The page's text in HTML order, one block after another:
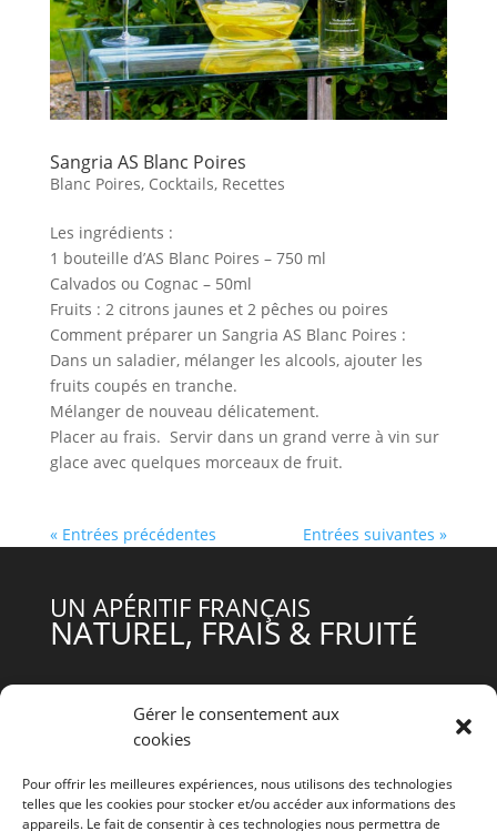
Gérer le consentement aux
cookies
Pour offrir les meilleures expériences, nous utilisons des technologies
telles que les cookies pour stocker et/ou accéder aux informations des
appareils. Le fait de consentir à ces technologies nous permettra de
Sangria AS Blanc Poires
Blanc Poires, Cocktails, Recettes
Les ingrédients :
1 bouteille d’AS Blanc Poires – 750 ml
Calvados ou Cognac – 50ml
Fruits : 2 citrons jaunes et 2 pêches ou poires
Comment préparer un Sangria AS Blanc Poires :
Dans un saladier, mélanger les alcools, ajouter les
fruits coupés en tranche.
Mélanger de nouveau délicatement.
Placer au frais. Servir dans un grand verre à vin sur
glace avec quelques morceaux de fruit.
« Entrées précédentes Entrées suivantes »
UN APÉRITIF FRANÇAIS
NATUREL, FRAIS & FRUITÉ
NOS PRODUITS
L’INSTANT A.S
QUOI DE NEUF ?